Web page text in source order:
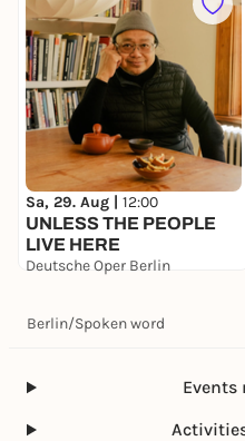
Sa, 29. Aug | 12:00
UNLESS THE PEOPLE
LIVE HERE
Deutsche Oper Berlin
Berlin/Spoken word
Events